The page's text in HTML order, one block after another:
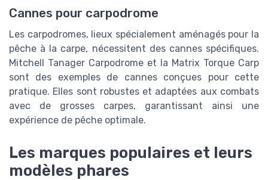
Cannes pour carpodrome
Les carpodromes, lieux spécialement aménagés pour la
pêche à la carpe, nécessitent des cannes spécifiques.
Mitchell Tanager Carpodrome et la Matrix Torque Carp
sont des exemples de cannes conçues pour cette
pratique. Elles sont robustes et adaptées aux combats
avec de grosses carpes, garantissant ainsi une
expérience de pêche optimale.
Les marques populaires et leurs
modèles phares